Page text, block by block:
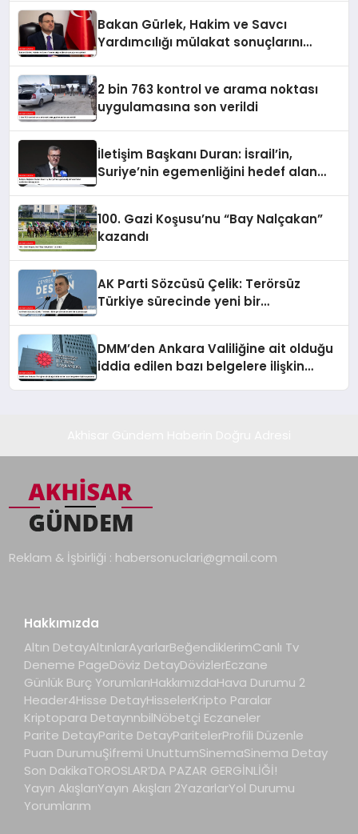
Bakan Gürlek, Hakim ve Savcı
Yardımcılığı mülakat sonuçlarını
2 bin 763 kontrol ve arama noktası
uygulamasına son verildi
İletişim Başkanı Duran: İsrail’in,
Suriye’nin egemenliğini hedef alan
100. Gazi Koşusu’nu “Bay Nalçakan”
kazandı
AK Parti Sözcüsü Çelik: Terörsüz
Türkiye sürecinde yeni bir
DMM’den Ankara Valiliğine ait olduğu
iddia edilen bazı belgelere ilişkin
Reklam & İşbirliği : habersonuclari@gmail.com
Hakkımızda
Altın DetayAltınlarAyarlarBeğendiklerimCanlı Tv
Deneme PageDöviz DetayDövizlerEczane
Günlük Burç YorumlarıHakkımızdaHava Durumu 2
Header4Hisse DetayHisselerKripto Paralar
Kriptopara DetaynnbilNöbetçi Eczaneler
Parite DetayParite DetayParitelerProfili Düzenle
Puan DurumuŞifremi UnuttumSinemaSinema Detay
Son DakikaTOROSLAR’DA PAZAR GERGİNLİĞİ!
Yayın AkışlarıYayın Akışları 2YazarlarYol Durumu
Yorumlarım